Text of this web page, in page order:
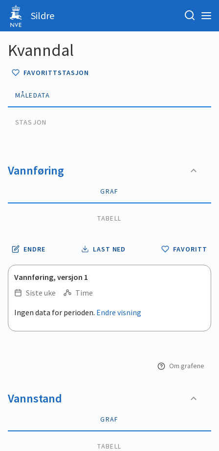
Sildre
Kvanndal
FAVORITTSTASJON
MÅLEDATA
STASJON
Vannføring
GRAF
TABELL
ENDRE LAST NED FAVORITT
Vannføring, versjon 1
Siste uke
Time
.
View as data table, .
Ingen data for perioden. Endre visning
Om grafene
Vannstand
GRAF
TABELL